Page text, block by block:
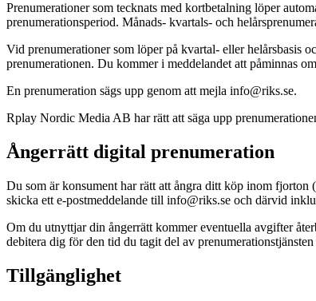
Prenumerationer som tecknats med kortbetalning löper
prenumerationsperiod. Månads- kvartals- och
Vid prenumerationer som löper på kvartal- eller helårsbasis
prenumerationen. Du kommer i meddelandet att påminnas
En prenumeration sägs upp genom att mejla info@riks.se.
Rplay Nordic Media AB har rätt att säga upp
Ångerrätt digital prenumeration
Du som är konsument har rätt att ångra ditt köp inom fjorton
skicka ett e-postmeddelande till info@riks.se och därvid
Om du utnyttjar din ångerrätt kommer eventuella avgifter
debitera dig för den tid du tagit del av
Tillgänglighet